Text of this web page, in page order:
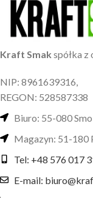
Kraft Smak spółka
NIP: 8961639316,
REGON: 528587338
Biuro: 55-080
Magazyn: 51-180
Tel: +48 576 017
E-mail: